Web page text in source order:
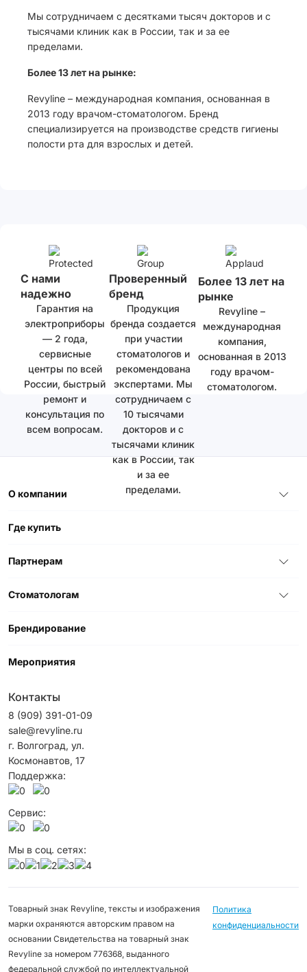
Мы сотрудничаем с десятками тысяч докторов и с
тысячами клиник как в России, так и за ее
пределами.
Более 13 лет на рынке:
Revyline – международная компания, основанная в
2013 году врачом-стоматологом. Бренд
специализируется на производстве средств гигиены
полости рта для взрослых и детей.
С нами
надежно
Гарантия на
электроприборы
— 2 года,
сервисные
центры по всей
России, быстрый
ремонт и
консультация по
всем вопросам.
Проверенный
бренд
Продукция
бренда создается
при участии
стоматологов и
рекомендована
экспертами. Мы
сотрудничаем с
10 тысячами
докторов и с
тысячами клиник
как в России, так
и за ее
пределами.
Более 13 лет на
рынке
Revyline –
международная
компания,
основанная в 2013
году врачом-
стоматологом.
О компании
Где купить
Партнерам
Стоматологам
Брендирование
Мероприятия
Контакты
8 (909) 391-01-09
sale@revyline.ru
г. Волгоград, ул.
Космонавтов, 17
Поддержка:
Сервис:
Мы в соц. сетях:
Товарный знак Revyline, тексты и изображения
марки охраняются авторским правом на
основании Свидетельства на товарный знак
Revyline за номером 776368, выданного
федеральной службой по интеллектуальной
Политика
конфиденциальности